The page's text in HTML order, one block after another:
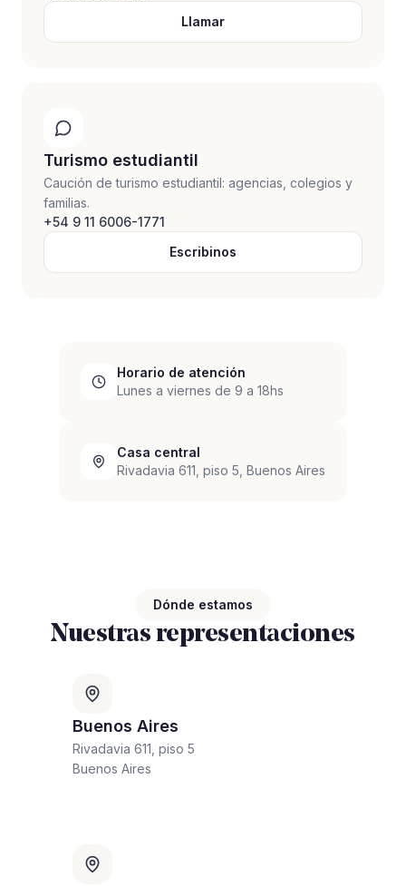
Llamar
Turismo estudiantil
Caución de turismo estudiantil: agencias, colegios y
familias.
+54 9 11 6006-1771
Escribinos
Horario de atención
Lunes a viernes de 9 a 18hs
Casa central
Rivadavia 611, piso 5, Buenos Aires
Dónde estamos
Nuestras representaciones
Buenos Aires
Rivadavia 611, piso 5
Buenos Aires